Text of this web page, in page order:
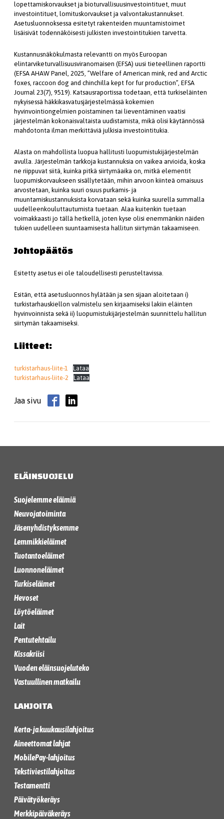
lopettamiskorvaukset ja bioturvallisuusinvestointituet, muut
investointituet, lomituskorvaukset ja valvontakustannukset.
Asetusluonnoksessa esitetyt rakenteiden muuntamistoimet
lisäisivät todennäköisesti julkisten investointitukien tarvetta.
Kustannusnäkökulmasta relevantti on myös Euroopan
elintarviketurvallisuusviranomaisen (EFSA) uusi tieteellinen raportti
(EFSA AHAW Panel, 2025, ”Welfare of American mink, red and Arctic
foxes, raccoon dog and chinchilla kept for fur production”, EFSA
Journal 23(7), 9519). Katsausraportissa todetaan, että turkiseläinten
nykyisessä häkkikasvatusjärjestelmässä kokemien
hyvinvointiongelmien poistaminen tai lieventäminen vaatisi
järjestelmän kokonaisvaltaista uudistamista, mikä olisi käytännössä
mahdotonta ilman merkittäviä julkisia investointitukia.
Alasta on mahdollista luopua hallitusti luopumistukijärjestelmän
avulla. Järjestelmän tarkkoja kustannuksia on vaikea arvioida, koska
ne riippuvat siitä, kuinka pitkä siirtymäaika on, mitkä elementit
luopumiskorvaukseen sisällytetään, mihin arvoon kiinteä omaisuus
arvostetaan, kuinka suuri osuus purkamis- ja
muuntamiskustannuksista korvataan sekä kuinka suurella summalla
uudelleenkouluttautumista tuetaan. Alaa kuitenkin tuetaan
voimakkaasti jo tällä hetkellä, joten kyse olisi enemmänkin näiden
tukien uudelleen suuntaamisesta hallitun siirtymän takaamiseen.
Johtopäätös
Esitetty asetus ei ole taloudellisesti perusteltavissa.
Esitän, että asetusluonnos hylätään ja sen sijaan aloitetaan i)
turkistarhauskiellon valmistelu sen kirjaamiseksi lakiin eläinten
hyvinvoinnista sekä ii) luopumistukijärjestelmän suunnittelu hallitun
siirtymän takaamiseksi.
Liitteet:
turkistarhaus-liite-1
Lataa
turkistarhaus-liite-2
Lataa
Jaa sivu
ELÄINSUOJELU
Suojelemme eläimiä
Neuvojatoiminta
Jäsenyhdistyksemme
Lemmikkieläimet
Tuotantoeläimet
Luonnoneläimet
Turkiseläimet
Hevoset
Löytöeläimet
Lait
Pentutehtailu
Kissakriisi
Vuoden eläinsuojeluteko
Vastuullinen matkailu
LAHJOITA
Kerta- ja kuukausilahjoitus
Aineettomat lahjat
MobilePay-lahjoitus
Tekstiviestilahjoitus
Testamentti
Päivätyökeräys
Merkkipäiväkeräys